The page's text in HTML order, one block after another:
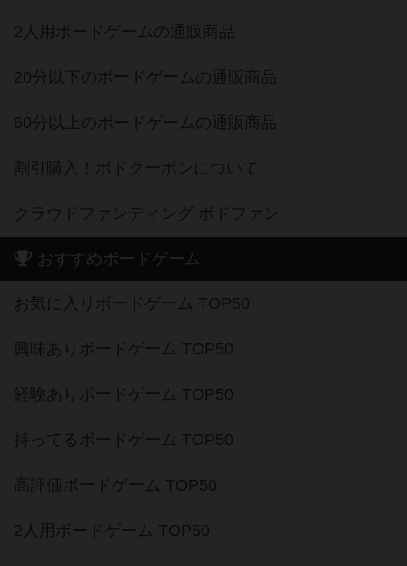
2人用ボードゲームの通販商品
20分以下のボードゲームの通販商品
60分以上のボードゲームの通販商品
割引購入！ボドクーポンについて
クラウドファンディング ボドファン
おすすめボードゲーム
お気に入りボードゲーム TOP50
興味ありボードゲーム TOP50
経験ありボードゲーム TOP50
持ってるボードゲーム TOP50
高評価ボードゲーム TOP50
2人用ボードゲーム TOP50